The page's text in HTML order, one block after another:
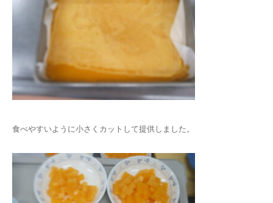
食べやすいように小さくカットして提供しました。